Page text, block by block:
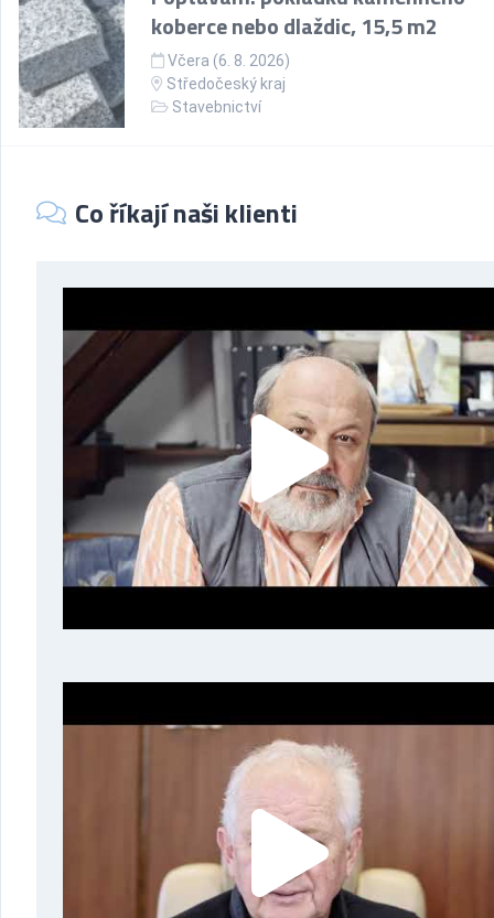
koberce nebo dlaždic, 15,5 m2
Včera (6. 8. 2026)
Středočeský kraj
Stavebnictví
Co říkají naši klienti